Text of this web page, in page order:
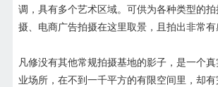
调，具有多个艺术区域。可供为各种类型的
摄、电商广告拍摄在这里取景，且拍出非常有
凡修没有其他常规拍摄基地的影子，是一个
业场所，在不到一千平方的有限空间里，却有